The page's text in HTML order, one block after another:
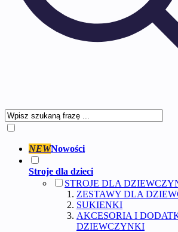
NEWNowości
Stroje dla dzieci
STROJE DLA
ZESTAWY DLA
SUKIENKI
AKCESORIA I
DZIEWCZYNKI